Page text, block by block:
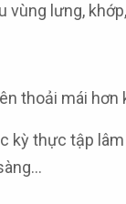
vùng lưng,
thoải mái hơn
kỳ thực tập